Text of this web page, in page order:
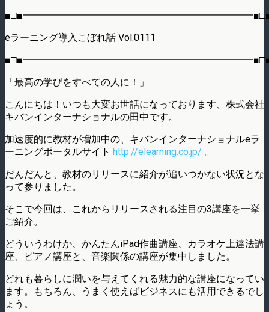
eラーニング導入こぼれ話 Vol.0111
「最高の学びをすべての人に！」
こんにちは！いつも大変お世話になっております、株式会社
キバンインターナショナルの田中です。
加速度的に教材が増加中の、キバンインターナショナルeラ
ーニングポータルサイト http://elearning.co.jp/ 。
だんだんと、教材のリリースに紹介が追いつかない状況とな
って参りました。
そこで今回は、これからリリースされる注目の3講座を一挙
ご紹介。
どういうわけか、かんたんiPad作曲講座、カラオケ上達法講
座、ピアノ講座と、音楽関係の講座が集中しました。
どれも暮らしに潤いを与えてくれる魅力的な講座になってい
ます。もちろん、うまく使えばビジネスにも活用できるでし
ょう。